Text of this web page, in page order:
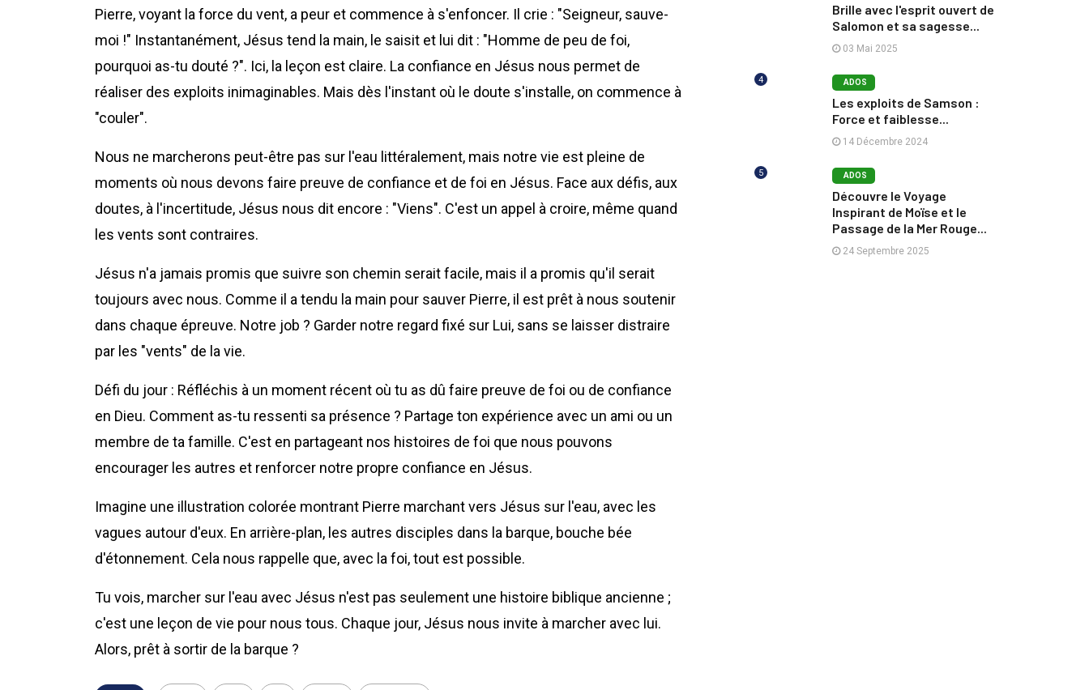
Pierre, voyant la force du vent, a peur et commence à s'enfoncer. Il crie : "Seigneur, sauve-
moi !" Instantanément, Jésus tend la main, le saisit et lui dit : "Homme de peu de foi,
pourquoi as-tu douté ?". Ici, la leçon est claire. La confiance en Jésus nous permet de
réaliser des exploits inimaginables. Mais dès l'instant où le doute s'installe, on commence à
"couler".
Nous ne marcherons peut-être pas sur l'eau littéralement, mais notre vie est pleine de
moments où nous devons faire preuve de confiance et de foi en Jésus. Face aux défis, aux
doutes, à l'incertitude, Jésus nous dit encore : "Viens". C'est un appel à croire, même quand
les vents sont contraires.
Jésus n'a jamais promis que suivre son chemin serait facile, mais il a promis qu'il serait
toujours avec nous. Comme il a tendu la main pour sauver Pierre, il est prêt à nous soutenir
dans chaque épreuve. Notre job ? Garder notre regard fixé sur Lui, sans se laisser distraire
par les "vents" de la vie.
Défi du jour : Réfléchis à un moment récent où tu as dû faire preuve de foi ou de confiance
en Dieu. Comment as-tu ressenti sa présence ? Partage ton expérience avec un ami ou un
membre de ta famille. C'est en partageant nos histoires de foi que nous pouvons
encourager les autres et renforcer notre propre confiance en Jésus.
Imagine une illustration colorée montrant Pierre marchant vers Jésus sur l'eau, avec les
vagues autour d'eux. En arrière-plan, les autres disciples dans la barque, bouche bée
d'étonnement. Cela nous rappelle que, avec la foi, tout est possible.
Tu vois, marcher sur l'eau avec Jésus n'est pas seulement une histoire biblique ancienne ;
c'est une leçon de vie pour nous tous. Chaque jour, Jésus nous invite à marcher avec lui.
Alors, prêt à sortir de la barque ?
Brille avec l'esprit ouvert de
Salomon et sa sagesse...
03 Mai 2025
4 ADOS
Les exploits de Samson :
Force et faiblesse...
14 Décembre 2024
5 ADOS
Découvre le Voyage
Inspirant de Moïse et le
Passage de la Mer Rouge...
24 Septembre 2025